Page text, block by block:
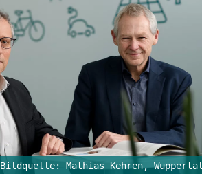
Bildquelle: Mathias Kehren, Wuppertal